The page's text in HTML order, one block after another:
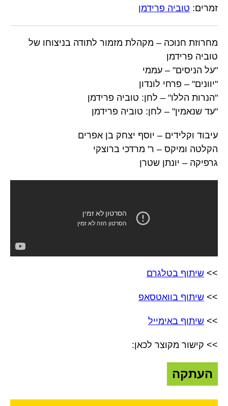
זמרים: טוביה פרידמן
מחרוזת חנוכה – מקהלת מזמור לתודה בניצוחו של
טוביה פרידמן
"על הניסים" – עממי
"יוונים" – פרחי לונדון
"הנרות הללו" – לחן: טוביה פרידמן
"עד שנאמין" – לחן: טוביה פרידמן
עיבוד וקלידים – יוסף יצחק בן אפרים
הקלטה ומיקס – ר' מרדכי ברוצקי
גרפיקה – יונתן שטרן
>> שיתוף בטלגרם
>> שיתוף בוואטסאפ
>> שיתוף באימייל
>> קישור מקוצר לכאן:
העתקה